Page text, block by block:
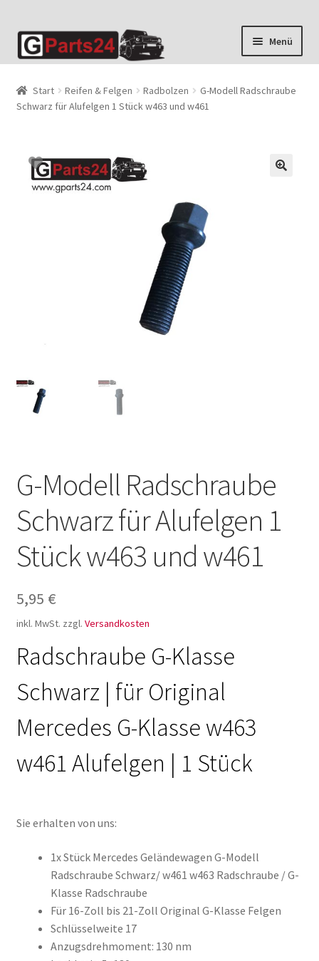
Zur
Navigation
Zum
Inhalt
Menü
Start Reifen & Felgen Radbolzen
G-Modell Radschraube
Schwarz für Alufelgen 1 Stück w463 und w461
G-Modell Radschraube
Schwarz für Alufelgen 1
Stück w463 und w461
5,95 €
inkl. MwSt. zzgl. Versandkosten
Radschraube G-Klasse
Schwarz | für Original
Mercedes G-Klasse w463
w461 Alufelgen | 1 Stück
Sie erhalten von uns:
1x Stück Mercedes Geländewagen G-Modell
Radschraube Schwarz/ w461 w463 Radschraube / G-
Klasse Radschraube
Für 16-Zoll bis 21-Zoll Original G-Klasse Felgen
Schlüsselweite 17
Anzugsdrehmoment: 130 nm